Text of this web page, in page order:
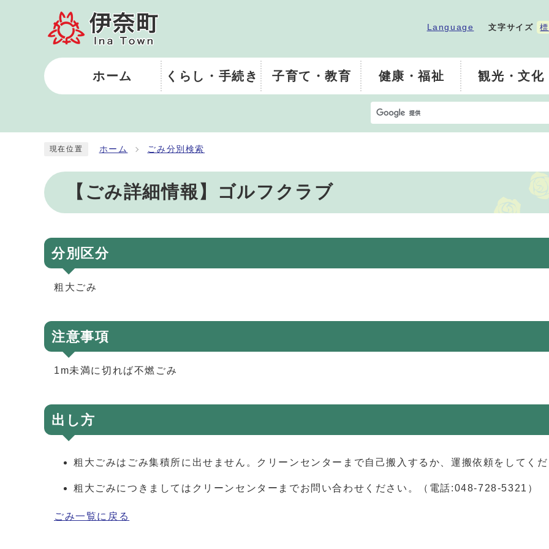
Language 文字サイズ
ホーム くらし・手続き 子育て・教育 健康・福祉 観光・文化
現在位置 ホーム ごみ分別検索
【ごみ詳細情報】ゴルフクラブ
分別区分
粗大ごみ
注意事項
1m未満に切れば不燃ごみ
出し方
粗大ごみはごみ集積所に出せません。クリーンセンターまで自己搬入するか、運搬依頼をしてく
粗大ごみにつきましてはクリーンセンターまでお問い合わせください。（電話:048-728-5321）
ごみ一覧に戻る